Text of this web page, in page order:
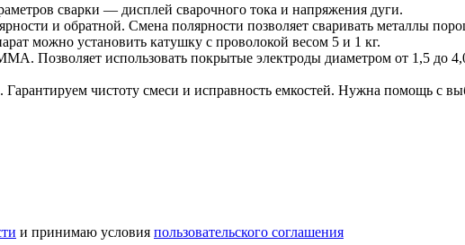
сварки — дисплей сварочного тока и напряжения дуги.
и обратной. Смена полярности позволяет сваривать металлы
можно установить катушку с проволокой весом 5 и 1 кг.
Позволяет использовать покрытые электроды диаметром от 1,5 до
Гарантируем чистоту смеси и исправность емкостей. Нужна помощь с
и принимаю условия пользовательского соглашения